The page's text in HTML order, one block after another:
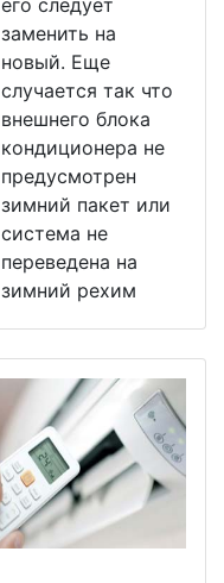
заменить на
новый. Еще
случается так что
внешнего блока
кондиционера не
предусмотрен
зимний пакет или
система не
переведена на
зимний рехим